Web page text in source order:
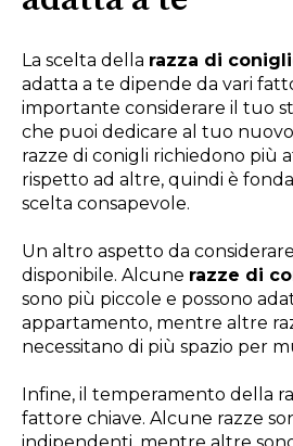
La scelta della razza di
adatta a te dipende da vari
importante considerare il tuo
che puoi dedicare al tuo
razze di conigli richiedono più
rispetto ad altre, quindi è
scelta consapevole.
Un altro aspetto da
disponibile. Alcune razze di
sono più piccole e possono
appartamento, mentre altre
necessitano di più spazio per
Infine, il temperamento della
fattore chiave. Alcune razze